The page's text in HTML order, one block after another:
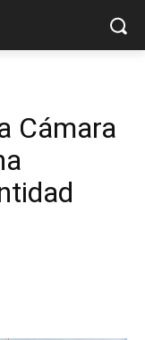
Cámara